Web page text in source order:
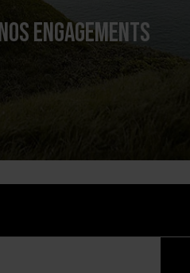
NOS ENGAGEMENTS